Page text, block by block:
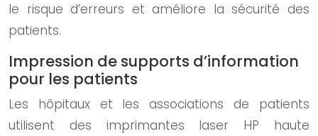
le risque d’erreurs et améliore la sécurité des
patients.
Impression de supports d’information
pour les patients
Les hôpitaux et les associations de patients
utilisent des imprimantes laser HP haute